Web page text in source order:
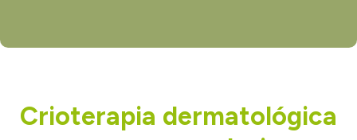
Crioterapia dermatológica